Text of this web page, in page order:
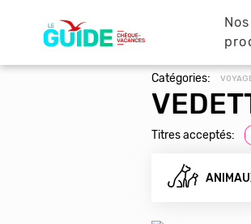
Nos
Catégories:
Titres acceptés: